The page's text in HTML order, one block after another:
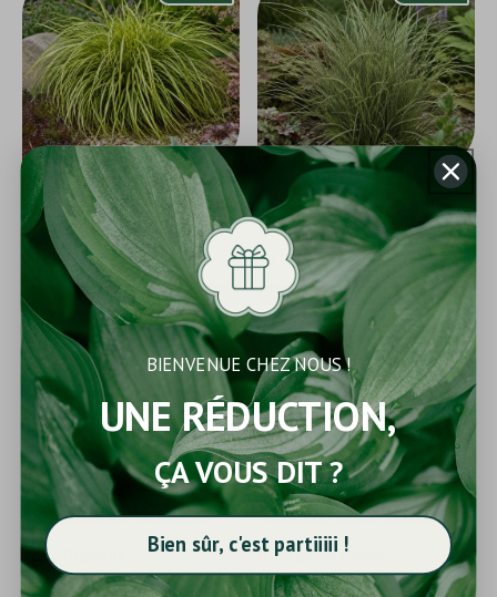
Laîche d'Oshima
15,00 €
Couvre-sol Dense
Découvrir
Laîche
15,00 €
Entretien minimal Lumineux
Découvrir
EN STOCK
Jonc Glauque
15,00 €
Roseau de Chine
'Cosmopolitan'
BIENVENUE CHEZ NOUS !
UNE RÉDUCTION,
ÇA VOUS DIT ?
Bien sûr, c'est partiiiii !